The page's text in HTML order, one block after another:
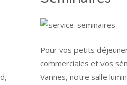
Pour vos petits
commerciales et vos
Vannes, notre salle